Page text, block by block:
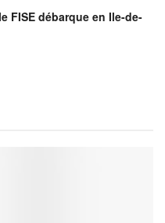
FISE débarque en Ile-de-